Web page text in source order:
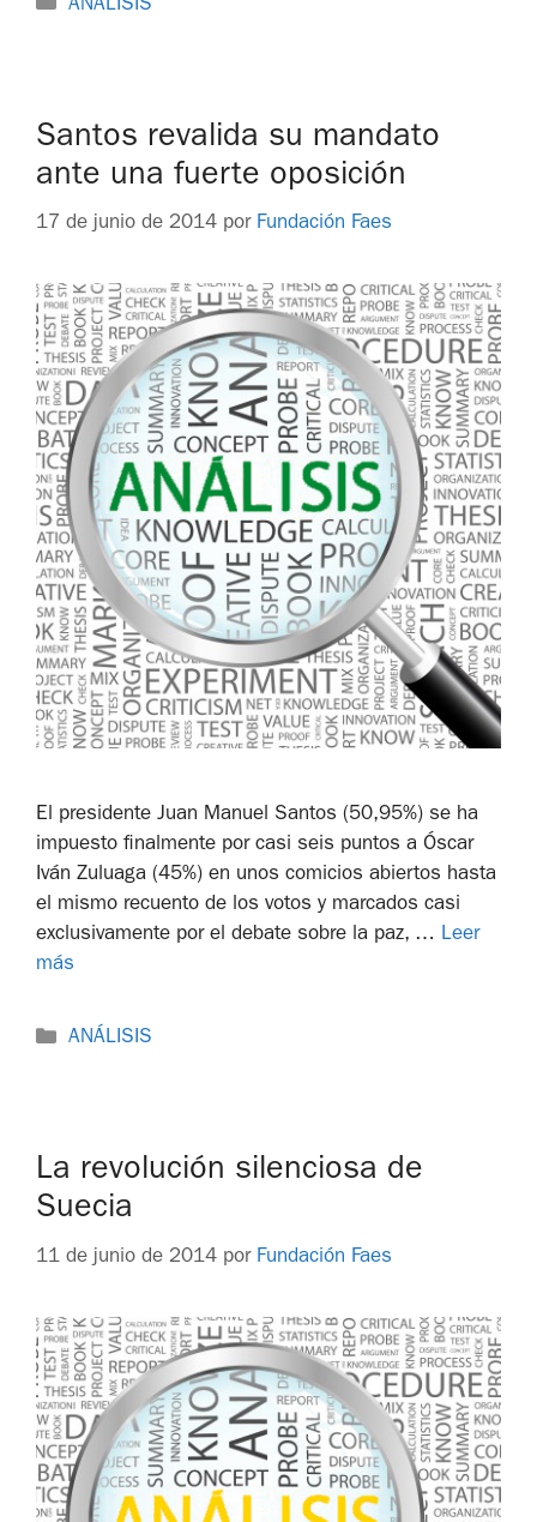
ANÁLISIS
Santos revalida su mandato
ante una fuerte oposición
17 de junio de 2014 por Fundación Faes
El presidente Juan Manuel Santos (50,95%) se ha
impuesto finalmente por casi seis puntos a Óscar
Iván Zuluaga (45%) en unos comicios abiertos hasta
el mismo recuento de los votos y marcados casi
exclusivamente por el debate sobre la paz, … Leer
más
ANÁLISIS
La revolución silenciosa de
Suecia
11 de junio de 2014 por Fundación Faes